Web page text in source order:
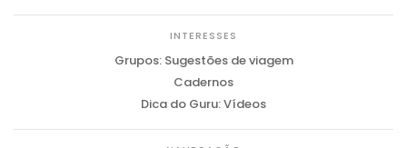
INTERESSES
Grupos: Sugestões de viagem
Cadernos
Dica do Guru: Vídeos